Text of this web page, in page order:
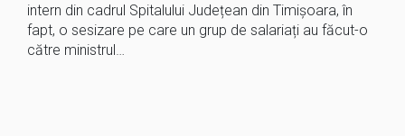
intern din cadrul Spitalului Județean din Timișoara, în
fapt, o sesizare pe care un grup de salariați au făcut-o
către ministrul…